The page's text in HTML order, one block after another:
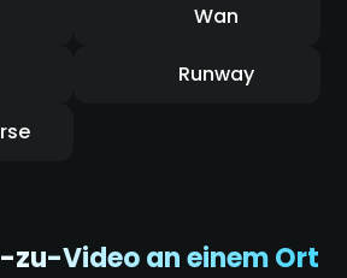
Wan
Runway
zu-Video an einem Ort